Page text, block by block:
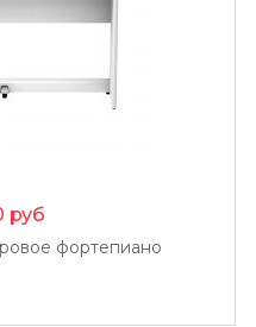
руб
фортепиано